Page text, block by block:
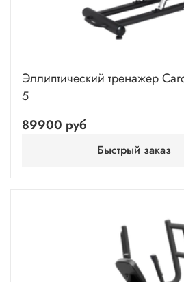
Эллиптический тренажер
5
89900 руб
Быстрый заказ